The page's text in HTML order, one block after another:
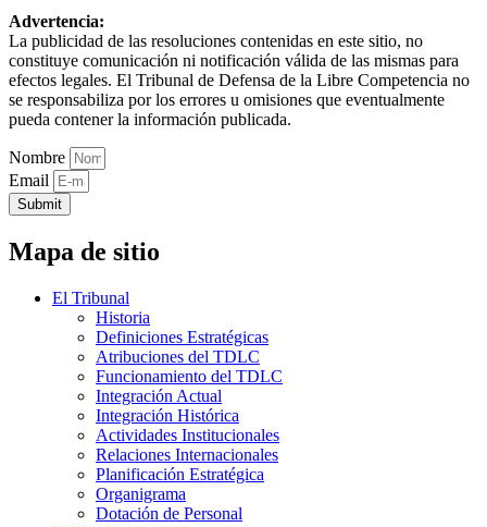
Advertencia:
La publicidad de las resoluciones contenidas en este sitio, no
constituye comunicación ni notificación válida de las mismas para
efectos legales. El Tribunal de Defensa de la Libre Competencia no
se responsabiliza por los errores u omisiones que eventualmente
pueda contener la información publicada.
Nombre
Email
Submit
Mapa de sitio
El Tribunal
Historia
Definiciones Estratégicas
Atribuciones del TDLC
Funcionamiento del TDLC
Integración Actual
Integración Histórica
Actividades Institucionales
Relaciones Internacionales
Planificación Estratégica
Organigrama
Dotación de Personal